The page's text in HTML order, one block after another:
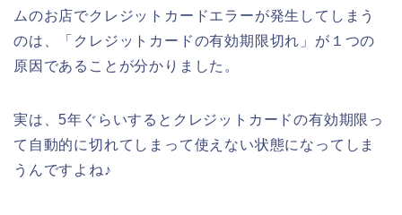
ムのお店でクレジットカードエラーが発生してしまう
のは、「クレジットカードの有効期限切れ」が１つの
原因であることが分かりました。
実は、5年ぐらいするとクレジットカードの有効期限っ
て自動的に切れてしまって使えない状態になってしま
うんですよね♪